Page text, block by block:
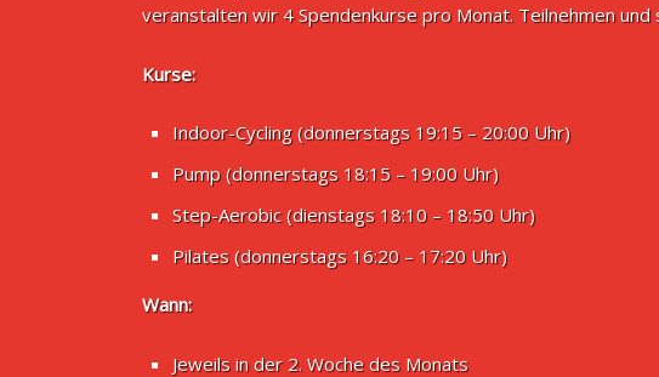
veranstalten wir 4 Spendenkurse pro Monat. Teilnehmen und
Kurse:
Indoor-Cycling (donnerstags 19:15 – 20:00 Uhr)
Pump (donnerstags 18:15 – 19:00 Uhr)
Step-Aerobic (dienstags 18:10 – 18:50 Uhr)
Pilates (donnerstags 16:20 – 17:20 Uhr)
Wann:
Jeweils in der 2. Woche des Monats